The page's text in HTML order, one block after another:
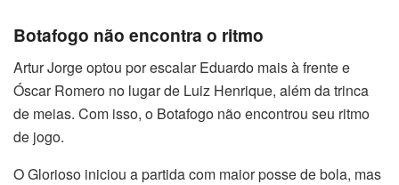
Botafogo não encontra o ritmo
Artur Jorge optou por escalar Eduardo mais à frente e
Óscar Romero no lugar de Luiz Henrique, além da trinca
de meias. Com isso, o Botafogo não encontrou seu ritmo
de jogo.
O Glorioso iniciou a partida com maior posse de bola, mas